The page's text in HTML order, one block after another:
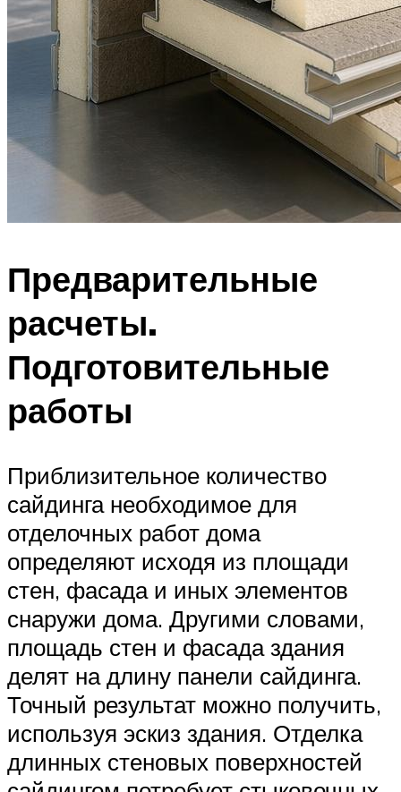
Предварительные
расчеты.
Подготовительные
работы
Приблизительное количество
сайдинга необходимое для
отделочных работ дома
определяют исходя из площади
стен, фасада и иных элементов
снаружи дома. Другими словами,
площадь стен и фасада здания
делят на длину панели сайдинга.
Точный результат можно получить,
используя эскиз здания. Отделка
длинных стеновых поверхностей